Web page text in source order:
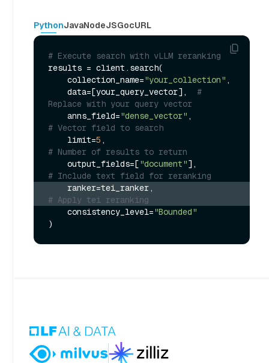
PythonJavaNodeJSGocURL
# Execute search with vLLM reranking
results = client.search(
    collection_name=
"your_collection" ,
    data=[your_query_vector],
#
Replace with your query vector
    anns_field=
"dense_vector"
# Vector field to search
    limit=
5
# Number of results to return
    output_fields=[
"document"
# Include text field for reranking
# Apply tei reranking
    consistency_level=
"Bounded"